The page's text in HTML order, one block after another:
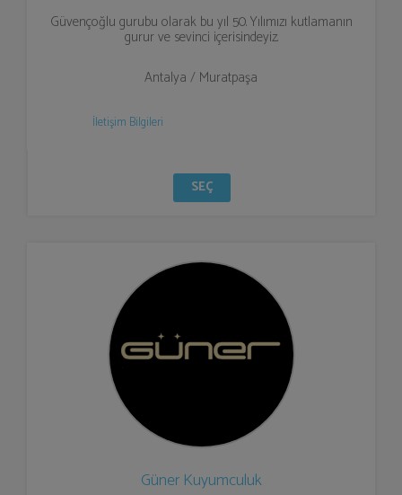
Güvençoğlu gurubu olarak bu yıl 50. Yılımızı kutlamanın
gurur ve sevinci içerisindeyiz.
Antalya / Muratpaşa
İletişim Bilgileri
SEÇ
Güner Kuyumculuk